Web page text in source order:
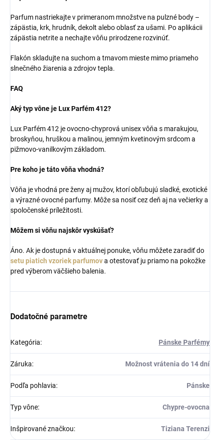
Parfum nastriekajte v primeranom množstve na pulzné body –
zápästia, krk, hrudník, dekolt alebo oblasť za ušami. Po aplikácii
zápästia netrite a nechajte vôňu prirodzene rozvinúť.
Flakón skladujte na suchom a tmavom mieste mimo priameho
slnečného žiarenia a zdrojov tepla.
FAQ
Aký typ vône je Lux Parfém 412?
Lux Parfém 412 je ovocno-chyprová unisex vôňa s marakujou,
broskyňou, hruškou a malinou, jemným kvetinovým srdcom a
pižmovo-vanilkovým základom.
Pre koho je táto vôňa vhodná?
Vôňa je vhodná pre ženy aj mužov, ktorí obľubujú sladké, exotické
a výrazné ovocné parfumy. Môže sa nosiť cez deň aj na večierky a
spoločenské príležitosti.
Môžem si vôňu najskôr vyskúšať?
Áno. Ak je dostupná v aktuálnej ponuke, vôňu môžete zaradiť do
setu piatich vzoriek parfumova otestovať ju priamo na pokožke
pred výberom väčšieho balenia.
Dodatočné parametre
Kategória: Pánske Parfémy
Záruka: Možnost vrátenia do 14 dní
Podľa pohlavia: Pánske
Typ vône: Chypre-ovocna
Inšpirované značkou: Tiziana Terenzi